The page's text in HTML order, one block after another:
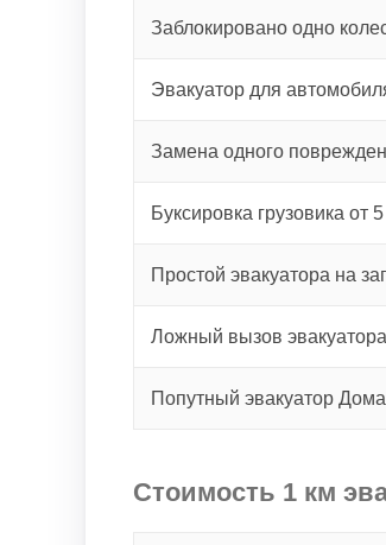
Заблокировано одно
Эвакуатор для
Замена одного
Буксировка грузовика от
Простой эвакуатора на
Ложный вызов эвакуатора
Попутный эвакуатор
Стоимость 1 км